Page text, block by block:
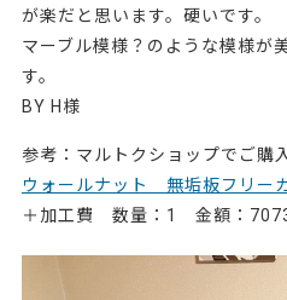
が楽だと思います。硬いです。
マーブル模様？のような模様が
す。
BY H様
参考：マルトクショップでご購
ウォールナット 無垢板フリー
＋加工費 数量：1 金額：